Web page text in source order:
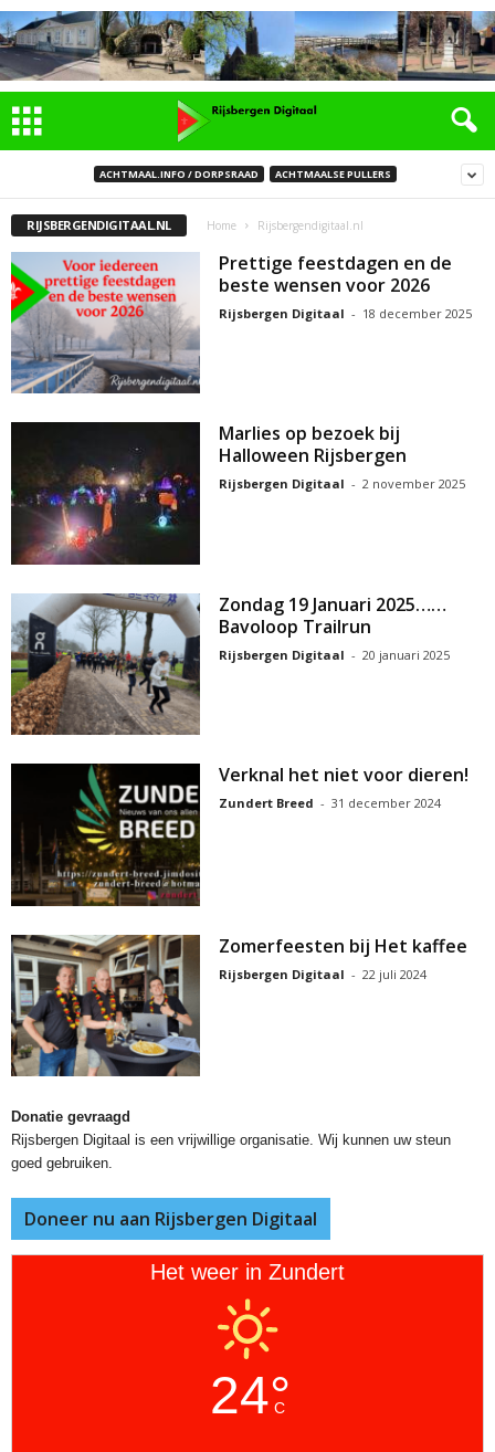
ACHTMAAL.INFO / DORPSRAAD ACHTMAALSE PULLERS
RIJSBERGENDIGITAAL.NL Home Rijsbergendigitaal.nl
Prettige feestdagen en de
beste wensen voor 2026
Rijsbergen Digitaal - 18 december 2025
Marlies op bezoek bij
Halloween Rijsbergen
Rijsbergen Digitaal - 2 november 2025
Zondag 19 Januari 2025……
Bavoloop Trailrun
Rijsbergen Digitaal - 20 januari 2025
Verknal het niet voor dieren!
Zundert Breed - 31 december 2024
Zomerfeesten bij Het kaffee
Rijsbergen Digitaal - 22 juli 2024
Donatie gevraagd
Rijsbergen Digitaal is een vrijwillige organisatie. Wij kunnen uw steun
goed gebruiken.
Doneer nu aan Rijsbergen Digitaal
Het weer in Zundert
24°
C